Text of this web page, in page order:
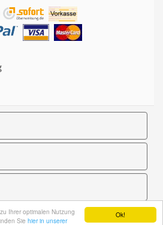
Ok!
Ihrer optimalen Nutzung
Sie hier in unserer